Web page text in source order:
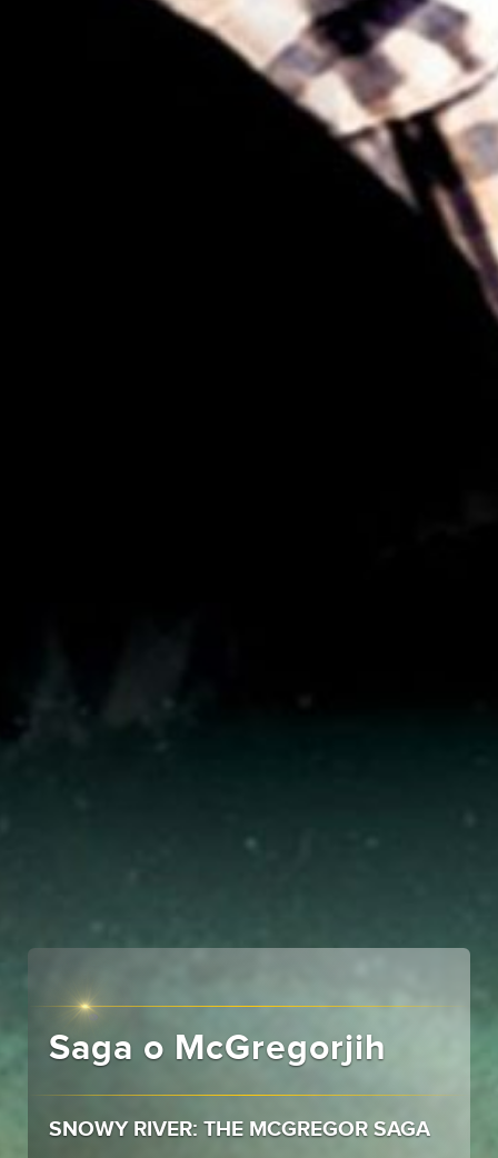
Saga o McGregorjih
SNOWY RIVER: THE MCGREGOR SAGA